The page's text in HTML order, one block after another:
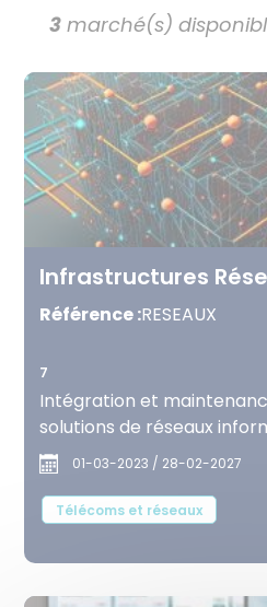
3marché(s)
Infrastructures
Référence :RESEAUX
7
Intégration et
solutions de réseaux
01-03-2023 / 28-02-2027
Télécoms et réseaux